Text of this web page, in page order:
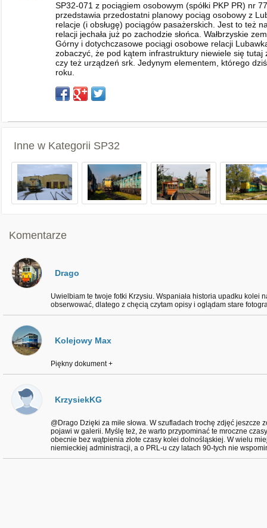
SP32-071 z pociągiem osobowym (spółki PKP PR) nr
przedstawia przedostatni planowy pociąg osobowy z
relacje (i obsługę) pociągów pasażerskich. Jest to też
relacji jechała już po zachodzie słońca. Wałbrzyskie
Górny i dotychczasowe pociągi osobowe relacji
zobaczyć, że pod kątem infrastruktury niewiele się
czy też urządzeń srk. Jedynym elementem, którego
roku.
Inne w Kategorii SP32
Komentarze
Drago
Uwielbiam te twoje fotki Krzysiu. Wspaniała historia upadku kolei
obserwować, dlatego z chęcią czytam opisy i oglądam stare
Kolejowy Max
Piękny dokument +
KrzysiekKG
@Drago Dzięki za miłe słowa. W szufladach trochę zdjęć jeszcze
pojawi w galerii. Myślę też, że warto przypominać te mroczne
obecnie bez wątpienia złote czasy kolei dolnośląskiej. W wielu
niemieckiej administracji, a o PRL-u czy latach 90-tych nie